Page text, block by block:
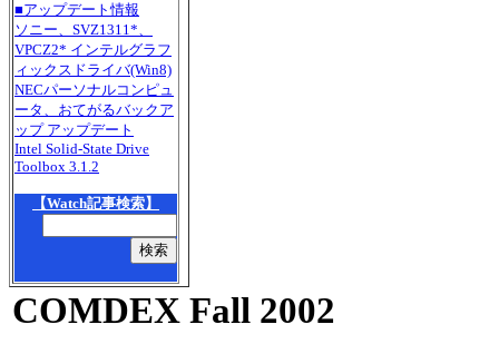
■アップデート情報
ソニー、SVZ1311*、
VPCZ2* インテルグラフ
ィックスドライバ(Win8)
NECパーソナルコンピュ
ータ、おてがるバックア
ップ アップデート
Intel Solid-State Drive
Toolbox 3.1.2
【Watch記事検索】
COMDEX Fall 2002